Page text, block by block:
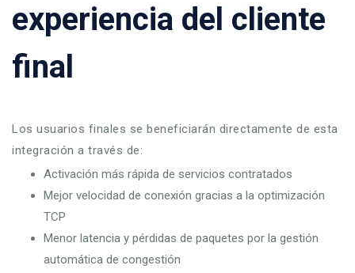
experiencia del cliente
final
Los usuarios finales se beneficiarán directamente de esta
integración a través de:
Activación más rápida de servicios contratados
Mejor velocidad de conexión gracias a la optimización
TCP
Menor latencia y pérdidas de paquetes por la gestión
automática de congestión